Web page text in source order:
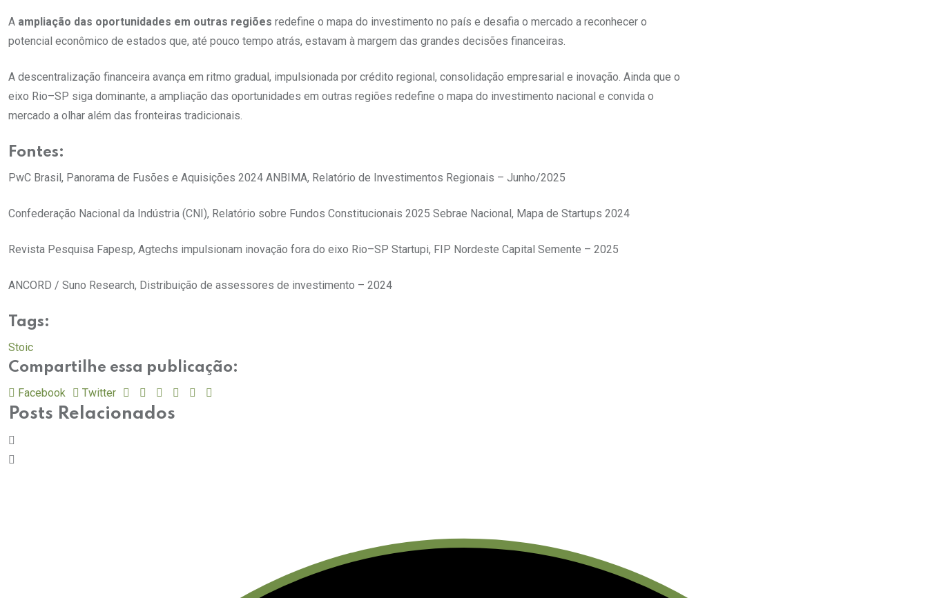
A ampliação das oportunidades em outras regiões redefine o mapa do investimento no país e desafia o mercado a reconhecer o
potencial econômico de estados que, até pouco tempo atrás, estavam à margem das grandes decisões financeiras.
A descentralização financeira avança em ritmo gradual, impulsionada por crédito regional, consolidação empresarial e inovação. Ainda que o
eixo Rio–SP siga dominante, a ampliação das oportunidades em outras regiões redefine o mapa do investimento nacional e convida o
mercado a olhar além das fronteiras tradicionais.
Fontes:
PwC Brasil, Panorama de Fusões e Aquisições 2024 ANBIMA, Relatório de Investimentos Regionais – Junho/2025
Confederação Nacional da Indústria (CNI), Relatório sobre Fundos Constitucionais 2025 Sebrae Nacional, Mapa de Startups 2024
Revista Pesquisa Fapesp, Agtechs impulsionam inovação fora do eixo Rio–SP Startupi, FIP Nordeste Capital Semente – 2025
ANCORD / Suno Research, Distribuição de assessores de investimento – 2024
Tags:
Stoic
Compartilhe essa publicação:
Facebook Twitter
Posts Relacionados